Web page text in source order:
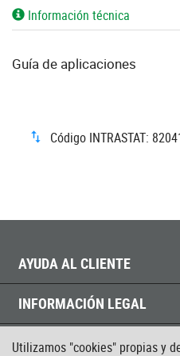
Utilizamos "cookies" propias y
Información técnica
Guía de aplicaciones
Código INTRASTAT:
AYUDA AL CLIENTE
INFORMACIÓN LEGAL
CONTACTO